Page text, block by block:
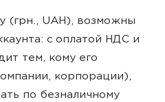
(грн., UAH), возможны
с оплатой НДС и
тем, кому его
корпорации),
по безналичному